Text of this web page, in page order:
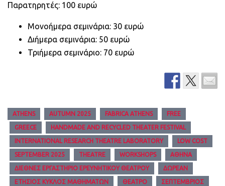
Παρατηρητές: 100 ευρώ
Μονοήμερα σεμινάρια: 30 ευρώ
Διήμερα σεμινάρια: 50 ευρώ
Τριήμερα σεμινάριο: 70 ευρώ
ATHENS AUTUMN 2025 FABRICA ATHENS FREE
GREECE HANDMADE AND RECYCLED THEATER FESTIVAL
INTERNATIONAL RESEARCH THEATRE LABORATORY LOW COST
SEPTEMBER 2025 THEATRE WORKSHOPS ΑΘΉΝΑ
ΔΙΕΘΝΈΣ ΕΡΓΑΣΤΉΡΙΟ ΕΡΕΥΝΗΤΙΚΟΎ ΘΕΆΤΡΟΥ ΔΩΡΕΆΝ
ΕΤΉΣΙΟΣ ΚΎΚΛΟΣ ΜΑΘΗΜΆΤΩΝ ΘΈΑΤΡΟ ΣΕΠΤΈΜΒΡΙΟΣ